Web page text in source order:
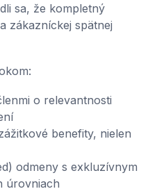
sa, že kompletný
zákazníckej spätnej
o relevantnosti
benefity, nielen
odmeny s exkluzívnym
úrovniach